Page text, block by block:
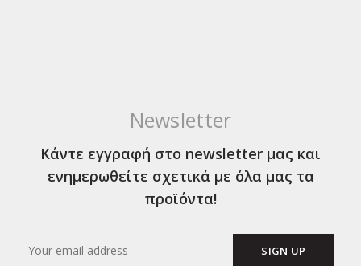
Newsletter
Κάντε εγγραφή στο newsletter μας και
ενημερωθείτε σχετικά με όλα μας τα
προϊόντα!